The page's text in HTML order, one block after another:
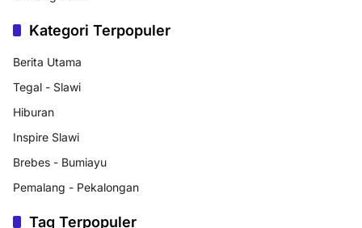
Kategori Terpopuler
Berita Utama
Tegal - Slawi
Hiburan
Inspire Slawi
Brebes - Bumiayu
Pemalang - Pekalongan
Tag Terpopuler